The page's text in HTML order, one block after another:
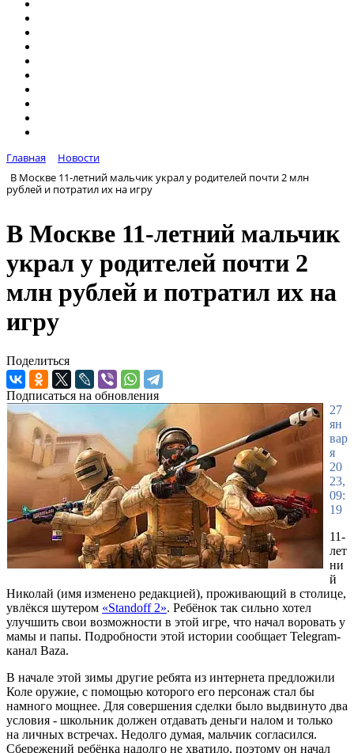
Главная
Новости
В Москве 11-летний мальчик украл у родителей почти 2 млн
рублей и потратил их на игру
В Москве 11-летний мальчик
украл у родителей почти 2
млн рублей и потратил их на
игру
Поделиться
Подписаться на обновления
27
ян
вар
я
20
23,
09:
19
11-
лет
ни
й
Николай (имя изменено редакцией), проживающий в столице,
увлёкся шутером «Standoff 2». Ребёнок так сильно хотел
улучшить свои возможности в этой игре, что начал воровать у
мамы и папы. Подробности этой истории сообщает Telegram-
канал Baza.
В начале этой зимы другие ребята из интернета предложили
Коле оружие, с помощью которого его персонаж стал бы
намного мощнее. Для совершения сделки было выдвинуто два
условия - школьник должен отдавать деньги налом и только
на личных встречах. Недолго думая, мальчик согласился.
Сбережений ребёнка надолго не хватило, поэтому он начал